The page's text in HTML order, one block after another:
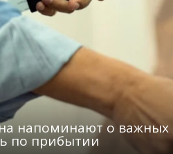
напоминают о важных
по прибытии